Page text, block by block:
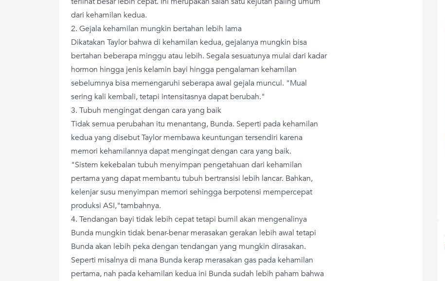
dari kehamilan kedua.
2. Gejala kehamilan mungkin bertahan lebih lama
Dikatakan Taylor bahwa di kehamilan kedua, gejalanya mungkin bisa
bertahan beberapa minggu atau lebih. Segala sesuatunya mulai dari kadar
hormon hingga jenis kelamin bayi hingga pengalaman kehamilan
sebelumnya bisa memengaruhi seberapa awal gejala muncul. "Mual
sering kali kembali, tetapi intensitasnya dapat berubah."
3. Tubuh mengingat dengan cara yang baik
Tidak semua perubahan itu menantang, Bunda. Seperti pada kehamilan
kedua yang disebut Taylor membawa keuntungan tersendiri karena
memori kehamilannya dapat mengingat dengan cara yang baik.
"Sistem kekebalan tubuh menyimpan pengetahuan dari kehamilan
pertama yang dapat membantu tubuh bertransisi lebih lancar. Bahkan,
kelenjar susu menyimpan memori sehingga berpotensi mempercepat
produksi ASI,"tambahnya.
4. Tendangan bayi tidak lebih cepat tetapi bumil akan mengenalinya
Bunda mungkin tidak benar-benar merasakan gerakan lebih awal tetapi
Bunda akan lebih peka dengan tendangan yang mungkin dirasakan.
Seperti misalnya di mana Bunda kerap merasakan gas pada kehamilan
pertama, nah pada kehamilan kedua ini Bunda sudah lebih paham bahwa